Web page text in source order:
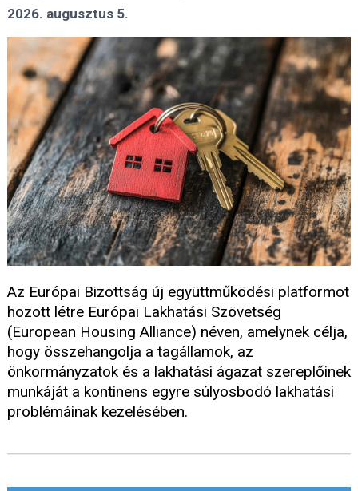
2026. augusztus 5.
Az Európai Bizottság új együttműködési platformot
hozott létre Európai Lakhatási Szövetség
(European Housing Alliance) néven, amelynek célja,
hogy összehangolja a tagállamok, az
önkormányzatok és a lakhatási ágazat szereplőinek
munkáját a kontinens egyre súlyosbodó lakhatási
problémáinak kezelésében.